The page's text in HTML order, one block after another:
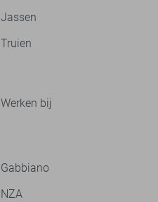
Jassen
Truien
Werken bij
Gabbiano
NZA